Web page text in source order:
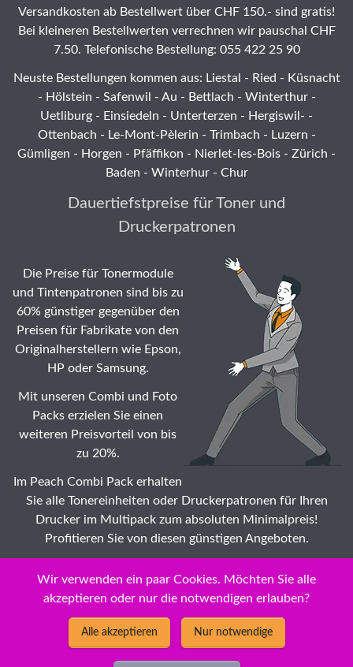
Versandkosten ab Bestellwert über CHF 150.- sind gratis!
Bei kleineren Bestellwerten verrechnen wir pauschal CHF
7.50. Telefonische Bestellung: 055 422 25 90
Neuste Bestellungen kommen aus: Liestal - Ried - Küsnacht
- Hölstein - Safenwil - Au - Bettlach - Winterthur-
Uetliburg - Einsiedeln - Unterterzen - Hergiswil- -
Ottenbach - Le-Mont-Pèlerin - Trimbach - Luzern -
Gümligen - Horgen - Pfäffikon - Nierlet-les-Bois - Zürich -
Baden - Winterhur - Chur
Dauertiefstpreise für Toner und
Druckerpatronen
Die Preise für Tonermodule
und Tintenpatronen sind bis zu
60% günstiger gegenüber den
Preisen für Fabrikate von den
Originalherstellern wie Epson,
HP oder Samsung.
Mit unseren Combi und Foto
Packs erzielen Sie einen
weiteren Preisvorteil von bis
zu 20%.
Im Peach Combi Pack erhalten
Sie alle Tonereinheiten oder Druckerpatronen für Ihren
Drucker im Multipack zum absoluten Minimalpreis!
Profitieren Sie von diesen günstigen Angeboten.
☆ Druckerpatronen Modell zu Dauertiefstpreisen /
Impeachment
Wir verwenden ein paar Cookies. Möchten Sie alle
akzeptieren oder nur die notwendigen erlauben?
Alle akzeptieren Nur notwendige